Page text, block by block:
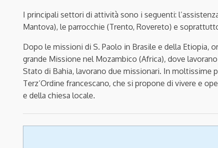
I principali settori di attività sono i seguenti:
Mantova), le parrocchie (Trento, Rovereto) e
Dopo le missioni di S. Paolo in Brasile e della Etiopia,
grande Missione nel Mozambico (Africa), dove
Stato di Bahia, lavorano due missionari. In moltissime
Terz’Ordine francescano, che si propone di vivere e
e della chiesa locale.